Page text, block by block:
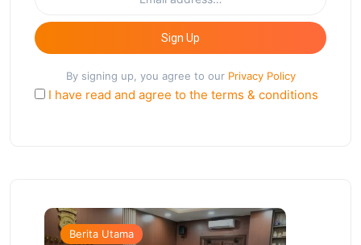
Sign Up
By signing up, you agree to our Privacy Policy
I have read and agree to the terms & conditions
Berita Utama